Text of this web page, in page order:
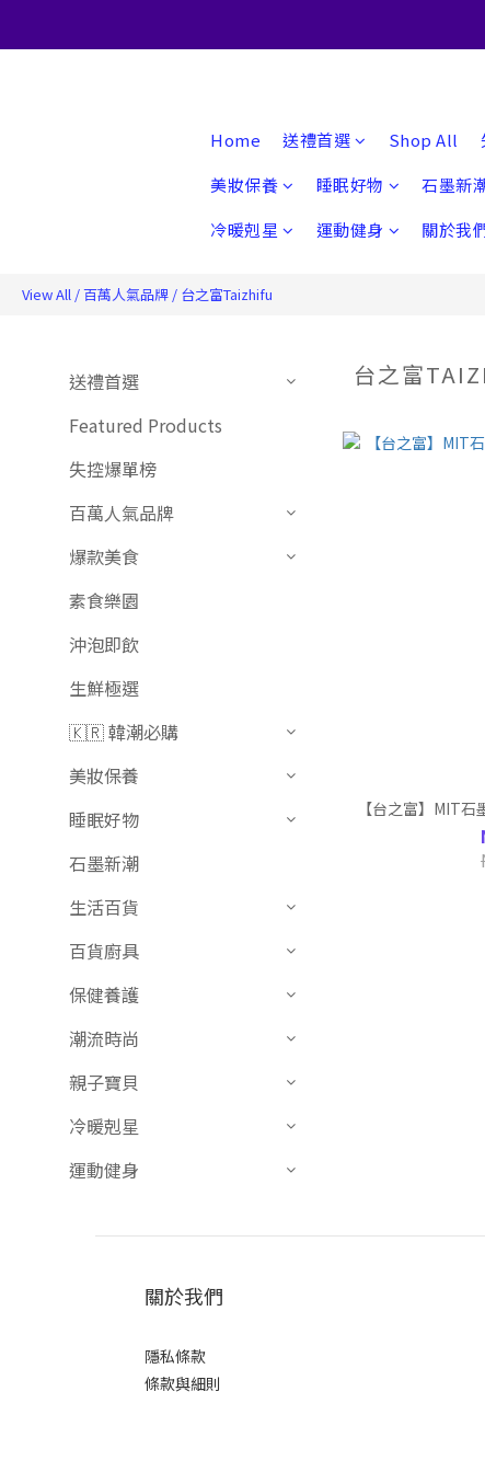
Home 送禮首選 Shop All
美妝保養
睡眠好物 石墨新
冷暖剋星
運動健身 關於我
View All /百萬人氣品牌 / 台之富Taizhifu
送禮首選
Featured Products
失控爆單榜
百萬人氣品牌
爆款美食
素食樂園
沖泡即飲
生鮮極選
🇰🇷 韓潮必購
美妝保養
睡眠好物
石墨新潮
生活百貨
百貨廚具
保健養護
潮流時尚
親子寶貝
冷暖剋星
運動健身
台之富
【台之富】MIT
關於我們
隱私條款
條款與細則